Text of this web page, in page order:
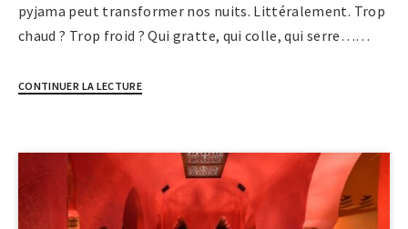
pyjama peut transformer nos nuits. Littéralement. Trop
chaud ? Trop froid ? Qui gratte, qui colle, qui serre……
CONTINUER LA LECTURE